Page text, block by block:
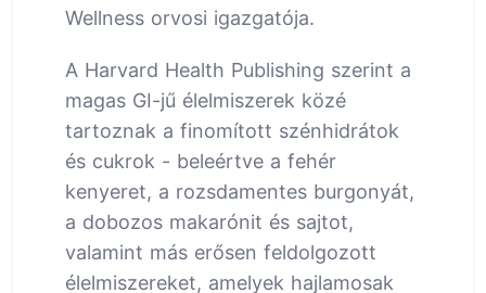
Wellness orvosi igazgatója.
A Harvard Health Publishing szerint a
magas GI-jű élelmiszerek közé
tartoznak a finomított szénhidrátok
és cukrok - beleértve a fehér
kenyeret, a rozsdamentes burgonyát,
a dobozos makarónit és sajtot,
valamint más erősen feldolgozott
élelmiszereket, amelyek hajlamosak